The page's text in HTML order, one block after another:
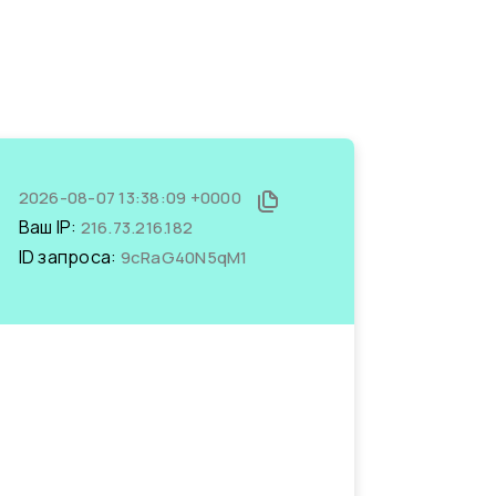
2026-08-07 13:38:09 +0000
Ваш IP: 216.73.216.182
ID запроса: 9cRaG40N5qM1